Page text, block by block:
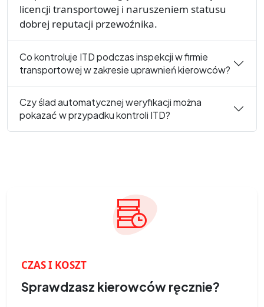
licencji transportowej i naruszeniem statusu
dobrej reputacji przewoźnika.
Co kontroluje ITD podczas inspekcji w firmie
transportowej w zakresie uprawnień kierowców?
Czy ślad automatycznej weryfikacji można
pokazać w przypadku kontroli ITD?
CZAS I KOSZT
Sprawdzasz kierowców ręcznie?